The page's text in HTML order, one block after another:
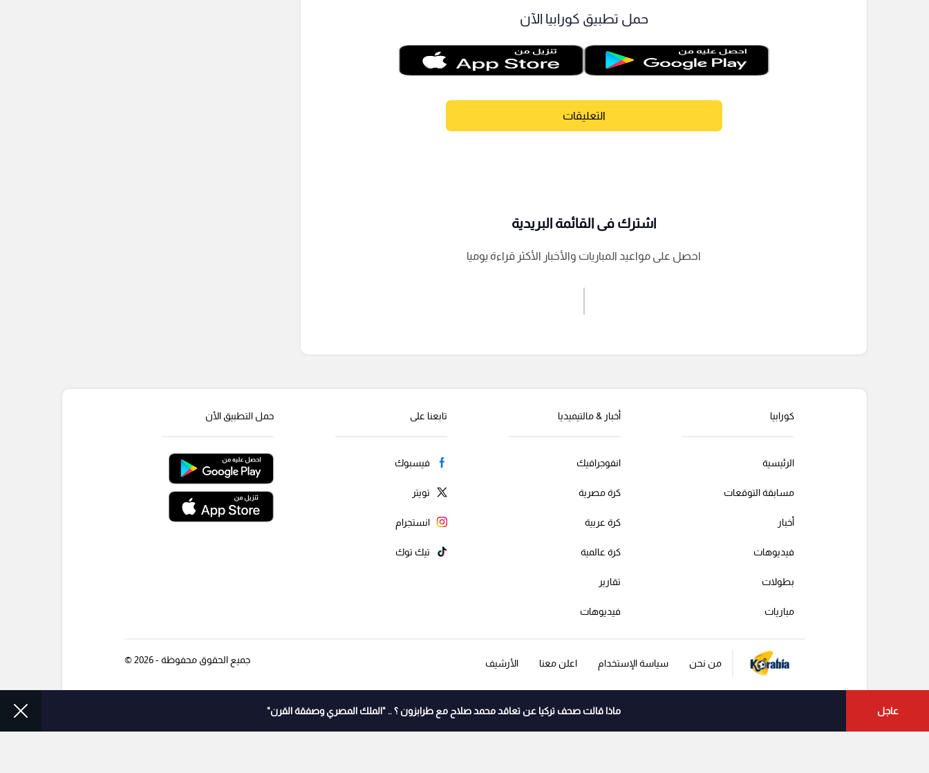
حمل تطبيق كورابيا الآن
التعليقات
إرسال تعليق
اشترك فى القائمة البريدية
احصل على مواعيد المباريات والأخبار الأكثر قراءة يوميا
عاجل ماذا قالت صحف تركيا عن تعاقد محمد صلاح مع طرابزون ؟ .. "الملك المصري وصفقة القرن"
كورابيا
الرئيسية
مسابقة التوقعات
أخبار
فيديوهات
بطولات
مباريات
أخبار & مالتيميديا
انفوجرافيك
كرة مصرية
كرة عربية
كرة عالمية
تقارير
فيديوهات
تابعنا على
فيسبوك
تويتر
انستجرام
تيك توك
حمل التطبيق الأن
من نحن سياسة الإستخدام اعلن معنا الأرشيف جميع الحقوق محفوظة - 2026 ©